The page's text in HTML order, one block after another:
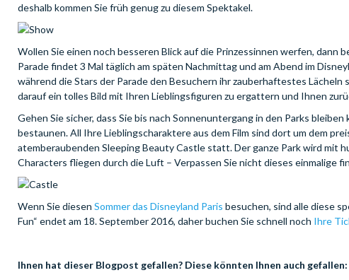
deshalb kommen Sie früh genug zu diesem Spektakel.
Wollen Sie einen noch besseren Blick auf die Prinzessinnen werfen, dann
Parade findet 3 Mal täglich am späten Nachmittag und am Abend im
während die Stars der Parade den Besuchern ihr zauberhaftestes
darauf ein tolles Bild mit Ihren Lieblingsfiguren zu ergattern und Ihnen
Gehen Sie sicher, dass Sie bis nach Sonnenuntergang in den Parks
bestaunen. All Ihre Lieblingscharaktere aus dem Film sind dort um dem
atemberaubenden Sleeping Beauty Castle statt. Der ganze Park wird
Characters fliegen durch die Luft – Verpassen Sie nicht dieses einmalige
Wenn Sie diesen Sommer das Disneyland Paris besuchen, sind alle diese
Fun“ endet am 18. September 2016, daher buchen Sie schnell noch Ihre
Ihnen hat dieser Blogpost gefallen? Diese könnten Ihnen auch gefallen: